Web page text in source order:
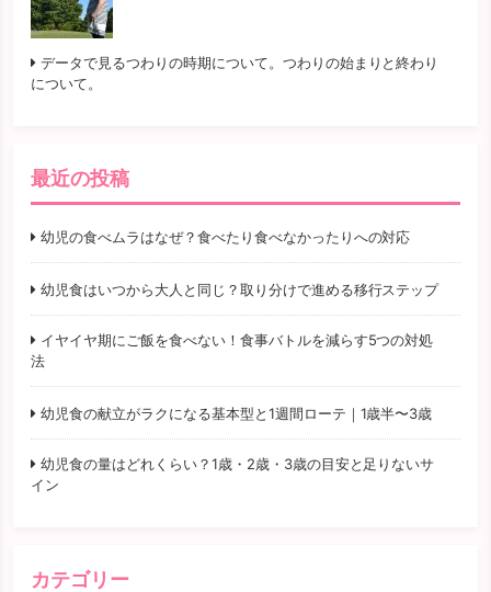
データで見るつわりの時期について。つわりの始まりと終わり
について。
最近の投稿
幼児の食べムラはなぜ？食べたり食べなかったりへの対応
幼児食はいつから大人と同じ？取り分けで進める移行ステップ
イヤイヤ期にご飯を食べない！食事バトルを減らす5つの対処
法
幼児食の献立がラクになる基本型と1週間ローテ｜1歳半〜3歳
幼児食の量はどれくらい？1歳・2歳・3歳の目安と足りないサ
イン
カテゴリー